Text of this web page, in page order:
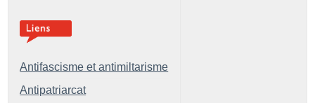
Antifascisme et antimiltarisme
Antipatriarcat